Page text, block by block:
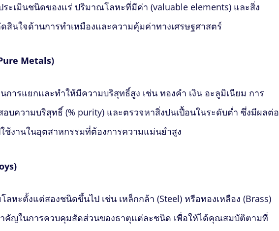
ระเมินชนิดของแร่ ปริมาณโลหะที่มีค่า (valuable elements) และสิ่ง
สินใจด้านการทำเหมืองและความคุ้มค่าทางเศรษฐศาสตร์
Metals)
การแยกและทำให้มีความบริสุทธิ์สูง เช่น ทองคำ เงิน อะลูมิเนียม การ
อบความบริสุทธิ์ (% purity) และตรวจหาสิ่งปนเปื้อนในระดับต่ำ ซึ่งมีผลต่อ
งานในอุตสาหกรรมที่ต้องการความแม่นยำสูง
ลหะตั้งแต่สองชนิดขึ้นไป เช่น เหล็กกล้า (Steel) หรือทองเหลือง (Brass)
ำคัญในการควบคุมสัดส่วนของธาตุแต่ละชนิด เพื่อให้ได้คุณสมบัติตามที่